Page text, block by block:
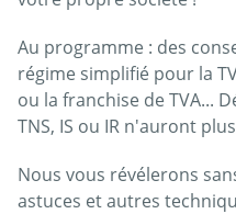
Au programme : des
régime simplifié pour la
ou la franchise de TVA...
TNS, IS ou IR n'auront
Nous vous révélerons
astuces et autres